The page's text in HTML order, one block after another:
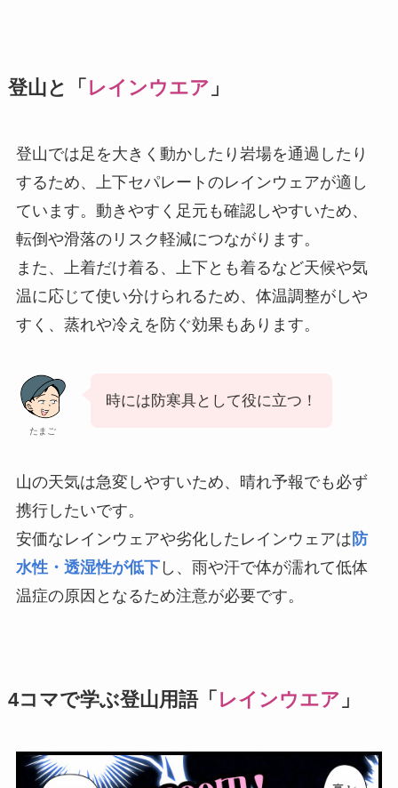
登山と「 レインウエア 」
登山では足を大きく動かしたり岩場を通過したり
するため、上下セパレートのレインウェアが適し
ています。動きやすく足元も確認しやすいため、
転倒や滑落のリスク軽減につながります。
また、上着だけ着る、上下とも着るなど天候や気
温に応じて使い分けられるため、体温調整がしや
すく、蒸れや冷えを防ぐ効果もあります。
たまご
時には防寒具として役に立つ！
山の天気は急変しやすいため、晴れ予報でも必ず
携行したいです。
安価なレインウェアや劣化したレインウェアは 防
水性・透湿性が低下し、雨や汗で体が濡れて低体
温症の原因となるため注意が必要です。
4コマで学ぶ登山用語「 レインウエア 」